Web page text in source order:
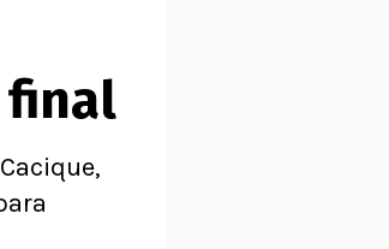
La Liga
Bundesliga
final